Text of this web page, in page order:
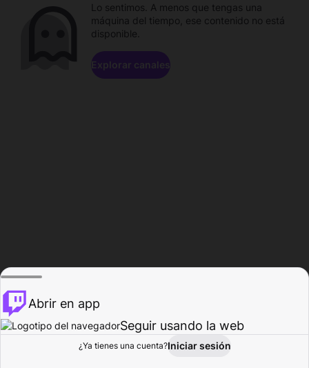
Explorar Actividad
Lo sentimos. A menos que tengas una
máquina del tiempo, ese contenido no está
disponible.
Explorar canales
Abrir en app
Seguir usando la web
¿Ya tienes una cuenta?Iniciar sesión